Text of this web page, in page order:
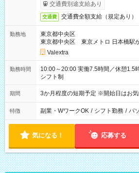
交通費別途支給あり
交通費 交通費全額支給（規定あり）
勤務地
東京都中央区
東京都中央区 東京メトロ 日本橋駅
Valextra
勤務時間
10:00～20:00 実働7.5時間／休憩1.5時間 営業時間に合わせた
シフト制
期間 3か月程度の短期予定 ※開始日はお
特徴 副業・WワークOK / シフト勤務 / パ
気になる！ 応募する